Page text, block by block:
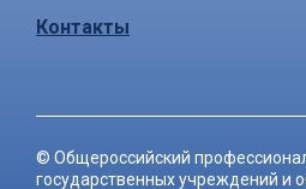
Контакты
© Общероссийский
государственных учреждений и